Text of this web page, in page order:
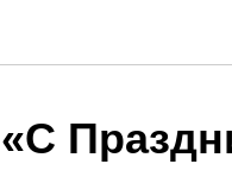
«С